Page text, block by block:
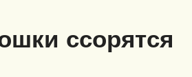
ссорятся